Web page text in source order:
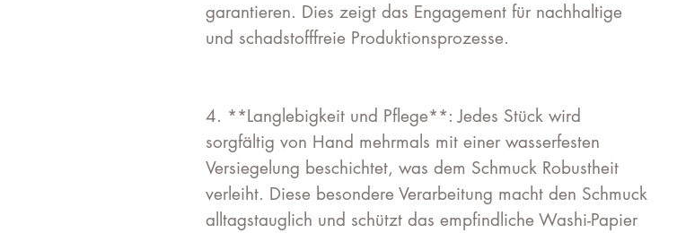
garantieren. Dies zeigt das Engagement für nachhaltige
und schadstofffreie Produktionsprozesse.
4. **Langlebigkeit und Pflege**: Jedes Stück wird
sorgfältig von Hand mehrmals mit einer wasserfesten
Versiegelung beschichtet, was dem Schmuck Robustheit
verleiht. Diese besondere Verarbeitung macht den Schmuck
alltagstauglich und schützt das empfindliche Washi-Papier